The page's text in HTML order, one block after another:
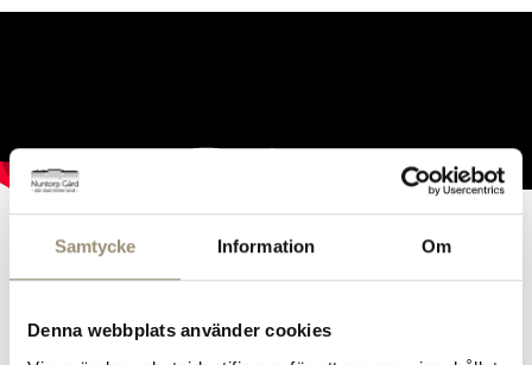
Samtycke Information Om
Denna webbplats använder cookies
Välkommen till Nuntorp
Gård!
och lukrativ landsbygd. Som bejakar annorlunda